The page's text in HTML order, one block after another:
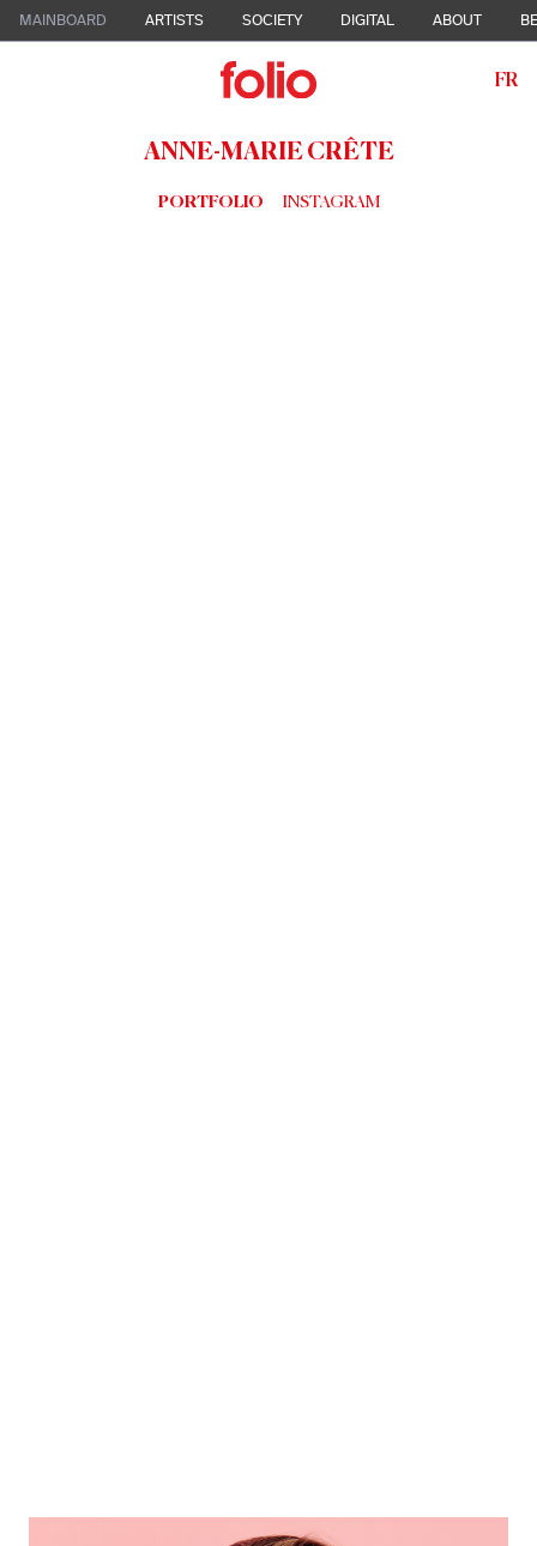
MAINBOARD ARTISTS SOCIETY DIGITAL ABOUT
FR
ANNE-MARIE CRÊTE
PORTFOLIO INSTAGRAM